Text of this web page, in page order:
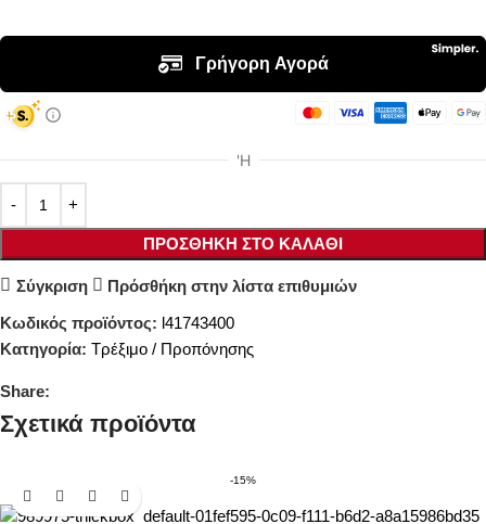
ΠΡΟΣΘΉΚΗ ΣΤΟ ΚΑΛΆΘΙ
Σύγκριση Πρόσθήκη στην λίστα επιθυμιών
Κωδικός προϊόντος: l41743400
Κατηγορία: Τρέξιμο / Προπόνησης
Share:
Σχετικά προϊόντα
-15%